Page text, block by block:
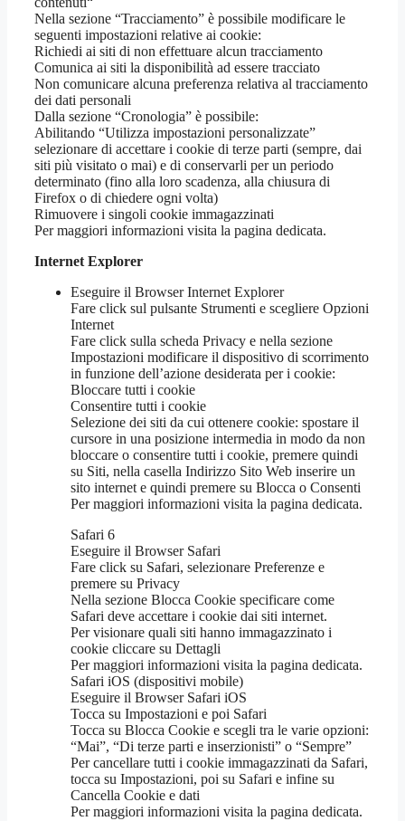
Nella sezione “Tracciamento” è possibile modificare le
seguenti impostazioni relative ai cookie:
Richiedi ai siti di non effettuare alcun tracciamento
Comunica ai siti la disponibilità ad essere tracciato
Non comunicare alcuna preferenza relativa al tracciamento
dei dati personali
Dalla sezione “Cronologia” è possibile:
Abilitando “Utilizza impostazioni personalizzate”
selezionare di accettare i cookie di terze parti (sempre, dai
siti più visitato o mai) e di conservarli per un periodo
determinato (fino alla loro scadenza, alla chiusura di
Firefox o di chiedere ogni volta)
Rimuovere i singoli cookie immagazzinati
Per maggiori informazioni visita la pagina dedicata.
Internet Explorer
Eseguire il Browser Internet Explorer
Fare click sul pulsante Strumenti e scegliere Opzioni
Internet
Fare click sulla scheda Privacy e nella sezione
Impostazioni modificare il dispositivo di scorrimento
in funzione dell’azione desiderata per i cookie:
Bloccare tutti i cookie
Consentire tutti i cookie
Selezione dei siti da cui ottenere cookie: spostare il
cursore in una posizione intermedia in modo da non
bloccare o consentire tutti i cookie, premere quindi
su Siti, nella casella Indirizzo Sito Web inserire un
sito internet e quindi premere su Blocca o Consenti
Per maggiori informazioni visita la pagina dedicata.
Safari 6
Eseguire il Browser Safari
Fare click su Safari, selezionare Preferenze e
premere su Privacy
Nella sezione Blocca Cookie specificare come
Safari deve accettare i cookie dai siti internet.
Per visionare quali siti hanno immagazzinato i
cookie cliccare su Dettagli
Per maggiori informazioni visita la pagina dedicata.
Safari iOS (dispositivi mobile)
Eseguire il Browser Safari iOS
Tocca su Impostazioni e poi Safari
Tocca su Blocca Cookie e scegli tra le varie opzioni:
“Mai”, “Di terze parti e inserzionisti” o “Sempre”
Per cancellare tutti i cookie immagazzinati da Safari,
tocca su Impostazioni, poi su Safari e infine su
Cancella Cookie e dati
Per maggiori informazioni visita la pagina dedicata.